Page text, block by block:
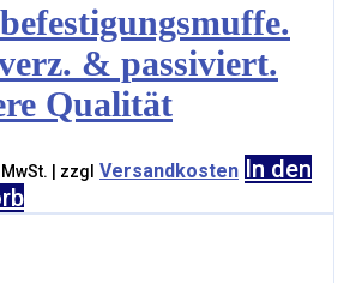
& passiviert.
Qualität
| zzgl Versandkosten In den